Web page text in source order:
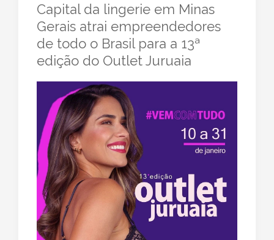
Capital da lingerie em Minas
Gerais atrai empreendedores
de todo o Brasil para a 13ª
edição do Outlet Juruaia